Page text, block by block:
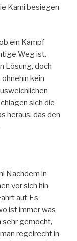
Kami besiegen
ein Kampf
Weg ist.
Lösung, doch
kein
sich die
heraus, das den
Nachdem in
vor sich hin
auf. Es
ist immer was
sehr gemocht,
regelrecht in